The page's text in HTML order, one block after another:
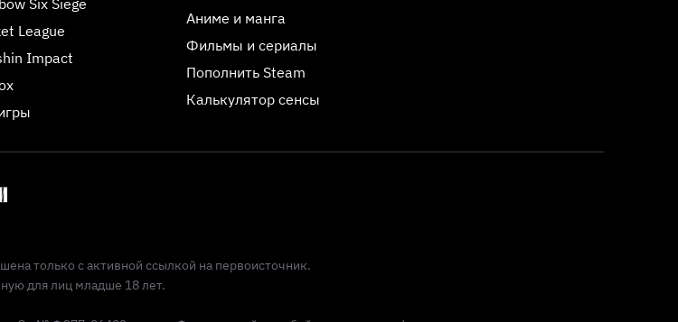
League
Impact
Аниме и манга
Фильмы и сериалы
Пополнить Steam
Калькулятор сенсы
только с активной ссылкой на первоисточник.
для лиц младше 18 лет.